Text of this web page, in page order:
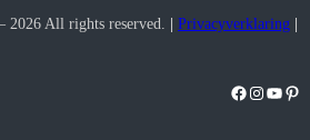
All rights reserved. Privacyverklaring
Facebook